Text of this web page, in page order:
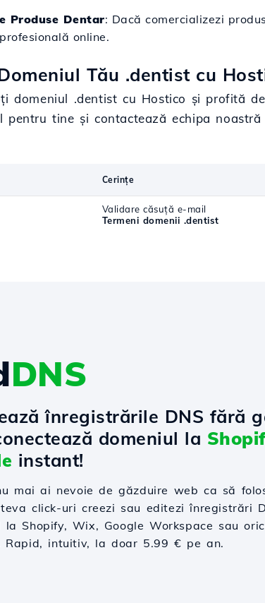
Produse Dentar: Dacă comercializezi
online.
Tău .dentist cu
ți domeniul .dentist cu Hostico și profită
pentru tine și contactează echipa
Cerințe
Validare căsuță e-mail
Termeni domenii .dentist
DNS
înregistrările DNS fără
domeniul la
instant!
mai ai nevoie de găzduire web ca să
click-uri creezi sau editezi înregistrări
la Shopify, Wix, Google Workspace sau
Rapid, intuitiv, la doar 5.99 € pe an.